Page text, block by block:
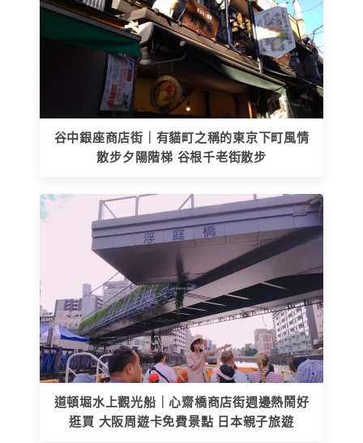
谷中銀座商店街｜有貓町之稱的東京下町風情
散步夕陽階梯 谷根千老街散步
道頓堀水上觀光船｜心齋橋商店街週邊熱鬧好
逛買 大阪周遊卡免費景點 日本親子旅遊